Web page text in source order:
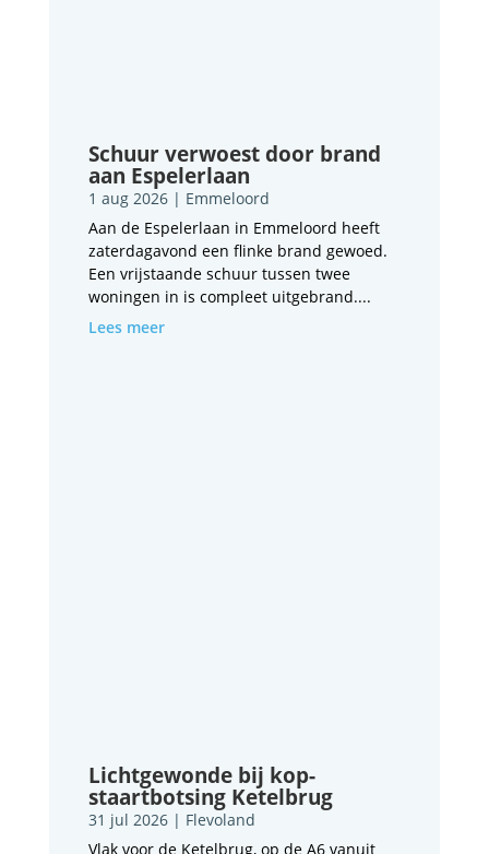
Schuur verwoest door brand
aan Espelerlaan
1 aug 2026| Emmeloord
Aan de Espelerlaan in Emmeloord heeft
zaterdagavond een flinke brand gewoed.
Een vrijstaande schuur tussen twee
woningen in is compleet uitgebrand....
Lees meer
Lichtgewonde bij kop-
staartbotsing Ketelbrug
31 jul 2026| Flevoland
Vlak voor de Ketelbrug, op de A6 vanuit